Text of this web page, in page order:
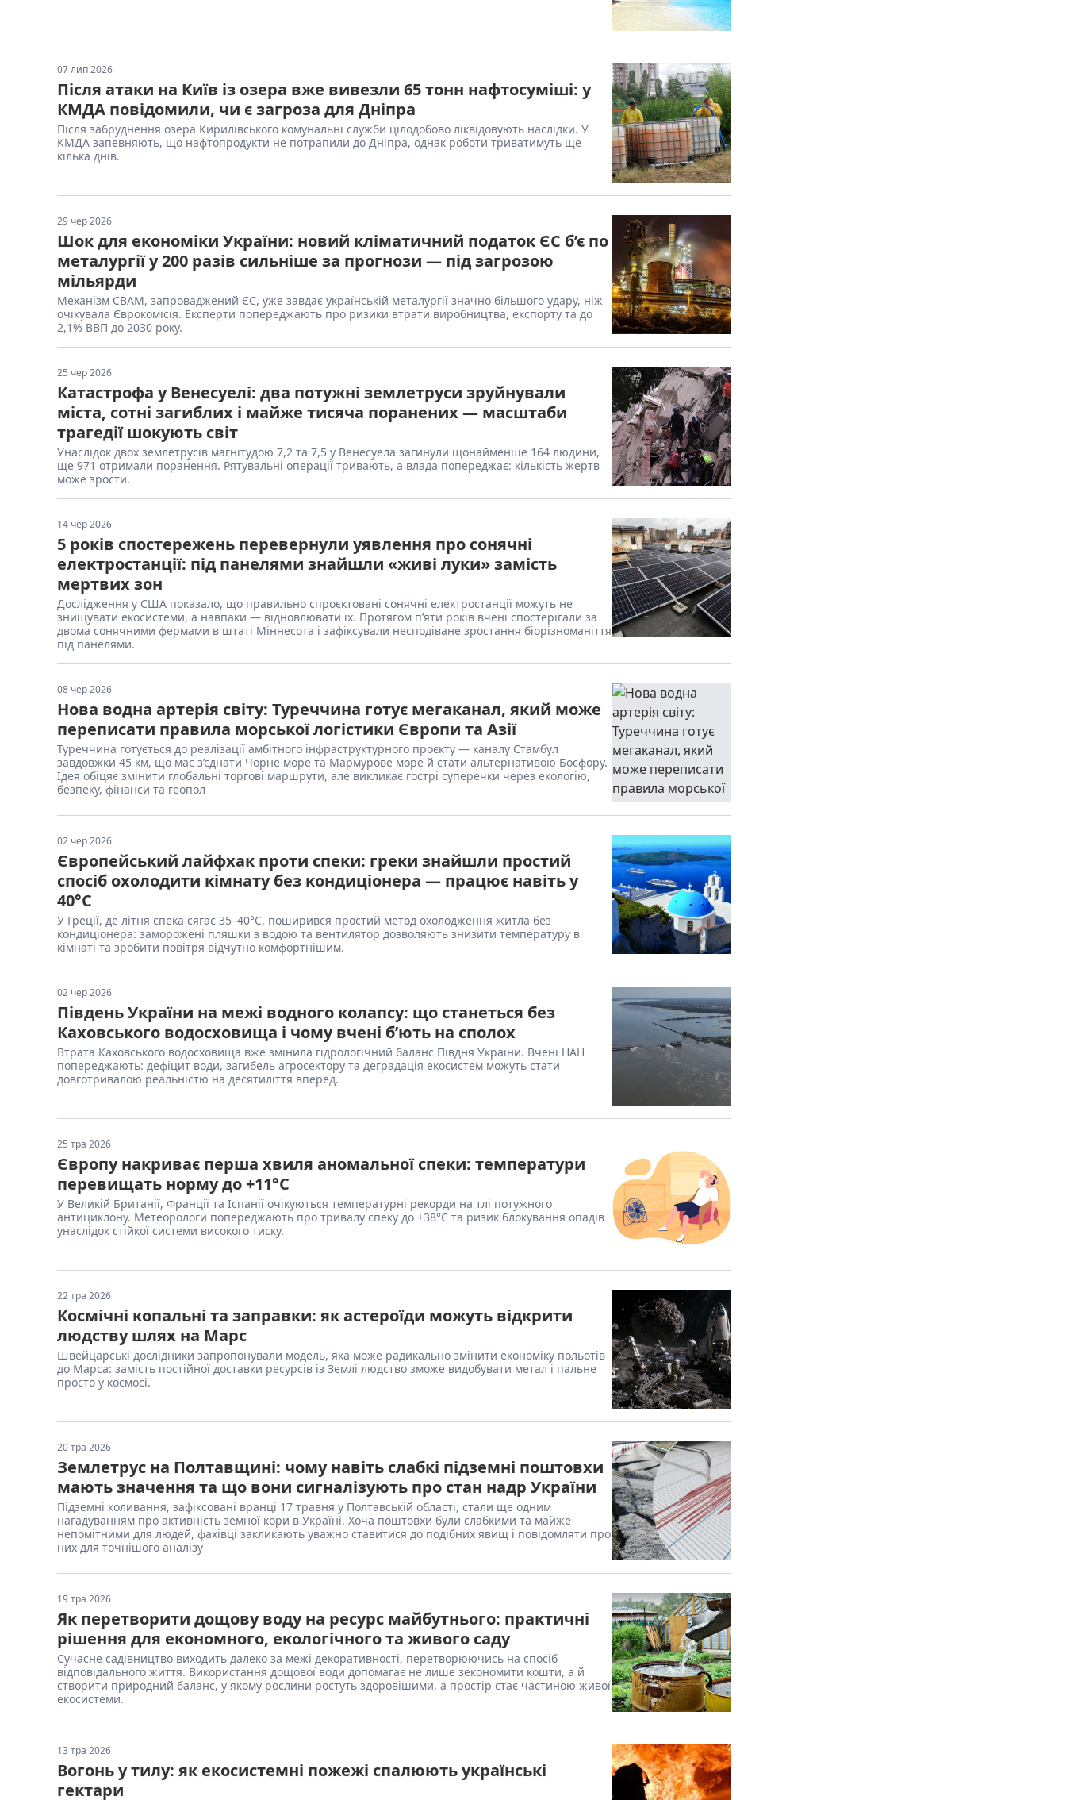
07 лип 2026
Після атаки на Київ із озера вже вивезли 65 тонн нафтосуміші: у
КМДА повідомили, чи є загроза для Дніпра
Після забруднення озера Кирилівського комунальні служби цілодобово ліквідовують наслідки. У
КМДА запевняють, що нафтопродукти не потрапили до Дніпра, однак роботи триватимуть ще
кілька днів.
29 чер 2026
Шок для економіки України: новий кліматичний податок ЄС б’є по
металургії у 200 разів сильніше за прогнози — під загрозою
мільярди
Механізм CBAM, запроваджений ЄС, уже завдає українській металургії значно більшого удару, ніж
очікувала Єврокомісія. Експерти попереджають про ризики втрати виробництва, експорту та до
2,1% ВВП до 2030 року.
25 чер 2026
Катастрофа у Венесуелі: два потужні землетруси зруйнували
міста, сотні загиблих і майже тисяча поранених — масштаби
трагедії шокують світ
Унаслідок двох землетрусів магнітудою 7,2 та 7,5 у Венесуела загинули щонайменше 164 людини,
ще 971 отримали поранення. Рятувальні операції тривають, а влада попереджає: кількість жертв
може зрости.
14 чер 2026
5 років спостережень перевернули уявлення про сонячні
електростанції: під панелями знайшли «живі луки» замість
мертвих зон
Дослідження у США показало, що правильно спроєктовані сонячні електростанції можуть не
знищувати екосистеми, а навпаки — відновлювати їх. Протягом п’яти років вчені спостерігали за
двома сонячними фермами в штаті Міннесота і зафіксували несподіване зростання біорізноманіття
під панелями.
08 чер 2026
Нова водна артерія світу: Туреччина готує мегаканал, який може
переписати правила морської логістики Європи та Азії
Туреччина готується до реалізації амбітного інфраструктурного проєкту — каналу Стамбул
завдовжки 45 км, що має з’єднати Чорне море та Мармурове море й стати альтернативою Босфору.
Ідея обіцяє змінити глобальні торгові маршрути, але викликає гострі суперечки через екологію,
безпеку, фінанси та геопол
02 чер 2026
Європейський лайфхак проти спеки: греки знайшли простий
спосіб охолодити кімнату без кондиціонера — працює навіть у
40°C
У Греції, де літня спека сягає 35–40°C, поширився простий метод охолодження житла без
кондиціонера: заморожені пляшки з водою та вентилятор дозволяють знизити температуру в
кімнаті та зробити повітря відчутно комфортнішим.
02 чер 2026
Південь України на межі водного колапсу: що станеться без
Каховського водосховища і чому вчені б’ють на сполох
Втрата Каховського водосховища вже змінила гідрологічний баланс Півдня України. Вчені НАН
попереджають: дефіцит води, загибель агросектору та деградація екосистем можуть стати
довготривалою реальністю на десятиліття вперед.
25 тра 2026
Європу накриває перша хвиля аномальної спеки: температури
перевищать норму до +11°C
У Великій Британії, Франції та Іспанії очікуються температурні рекорди на тлі потужного
антициклону. Метеорологи попереджають про тривалу спеку до +38°C та ризик блокування опадів
унаслідок стійкої системи високого тиску.
22 тра 2026
Космічні копальні та заправки: як астероїди можуть відкрити
людству шлях на Марс
Швейцарські дослідники запропонували модель, яка може радикально змінити економіку польотів
до Марса: замість постійної доставки ресурсів із Землі людство зможе видобувати метал і пальне
просто у космосі.
20 тра 2026
Землетрус на Полтавщині: чому навіть слабкі підземні поштовхи
мають значення та що вони сигналізують про стан надр України
Підземні коливання, зафіксовані вранці 17 травня у Полтавській області, стали ще одним
нагадуванням про активність земної кори в Україні. Хоча поштовхи були слабкими та майже
непомітними для людей, фахівці закликають уважно ставитися до подібних явищ і повідомляти про
них для точнішого аналізу
19 тра 2026
Як перетворити дощову воду на ресурс майбутнього: практичні
рішення для економного, екологічного та живого саду
Сучасне садівництво виходить далеко за межі декоративності, перетворюючись на спосіб
відповідального життя. Використання дощової води допомагає не лише зекономити кошти, а й
створити природний баланс, у якому рослини ростуть здоровішими, а простір стає частиною живої
екосистеми.
13 тра 2026
Вогонь у тилу: як екосистемні пожежі спалюють українські
гектари